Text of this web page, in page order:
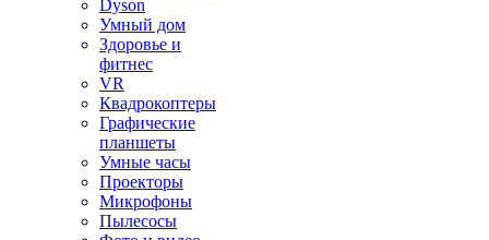
Dyson
Умный дом
Здоровье и
фитнес
VR
Квадрокоптеры
Графические
планшеты
Умные часы
Проекторы
Микрофоны
Пылесосы